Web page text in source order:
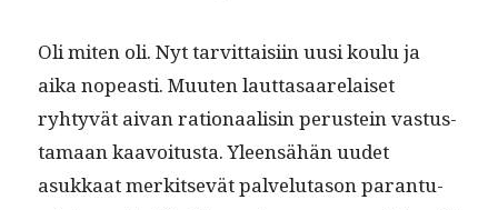
Oli miten oli. Nyt tarvit­taisi­in uusi koulu ja
aika nopeasti. Muuten laut­tasaare­laiset
ryhtyvät aivan ratio­naal­isin perustein vas­tus­
ta­maan kaavoitus­ta. Yleen­sähän uudet
asukkaat merk­it­sevät palve­lu­ta­son paran­tu­